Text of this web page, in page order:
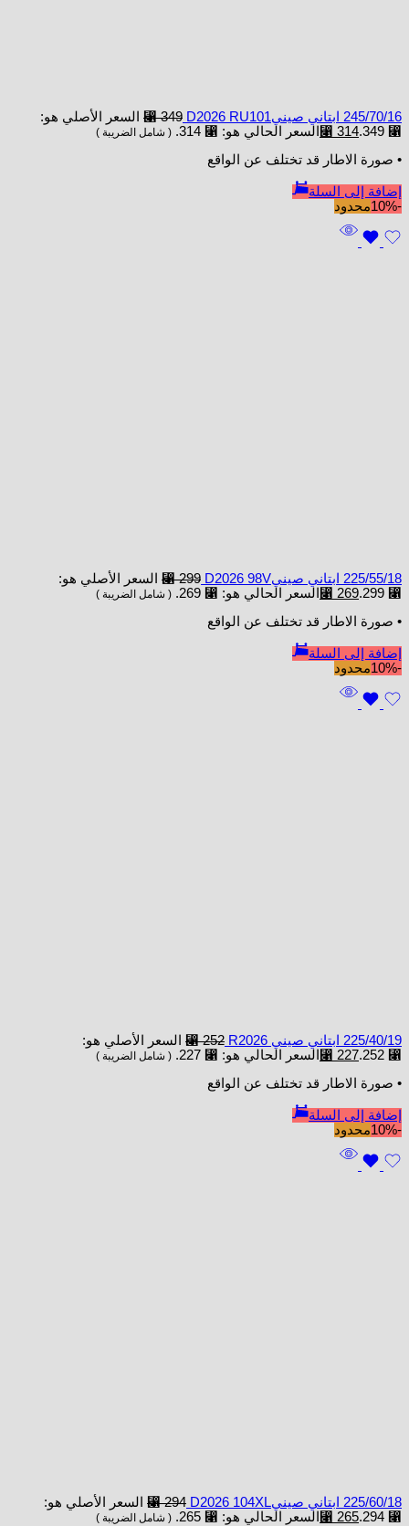
245/70/16 ابتاني صينيD2026 RU101 ⃁349
السعر الأصلي هو:
⃁ 349.
⃁ 314 السعر الحالي هو: ⃁ 314. ( شامل الضريبة )
• صورة الاطار قد تختلف عن الواقع
إضافة إلى السلة
-10%
محدود
225/55/18 ابتاني صينيD2026 98V ⃁299
السعر الأصلي هو:
⃁ 299.
⃁ 269 السعر الحالي هو: ⃁ 269. ( شامل الضريبة )
• صورة الاطار قد تختلف عن الواقع
إضافة إلى السلة
-10%
محدود
225/40/19 ابتاني صيني R2026 ⃁252
السعر الأصلي هو:
⃁ 252.
⃁ 227 السعر الحالي هو: ⃁ 227. ( شامل الضريبة )
• صورة الاطار قد تختلف عن الواقع
إضافة إلى السلة
-10%
محدود
225/60/18 ابتاني صينيD2026 104XL ⃁294
السعر الأصلي هو:
⃁ 294.
⃁ 265 السعر الحالي هو: ⃁ 265. ( شامل الضريبة )